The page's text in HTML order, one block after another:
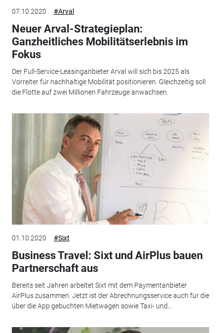
07.10.2020 #Arval
Neuer Arval-Strategieplan:
Ganzheitliches Mobilitätserlebnis im
Fokus
Der Full-Service-Leasinganbieter Arval will sich bis 2025 als
Vorreiter für nachhaltige Mobilität positionieren. Gleichzeitig soll
die Flotte auf zwei Millionen Fahrzeuge anwachsen.
01.10.2020 #Sixt
Business Travel: Sixt und AirPlus bauen
Partnerschaft aus
Bereits seit Jahren arbeitet Sixt mit dem Paymentanbieter
AirPlus zusammen. Jetzt ist der Abrechnungsservice auch für die
über die App gebuchten Mietwagen sowie Taxi- und...